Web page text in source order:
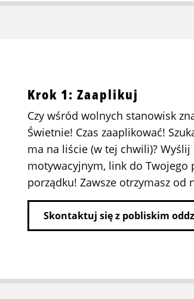
Krok 1: Zaaplikuj
Czy wśród wolnych stanowisk
Świetnie! Czas zaaplikować!
ma na liście (w tej chwili)?
motywacyjnym, link do
porządku! Zawsze otrzymasz od
Skontaktuj się z pobliskim